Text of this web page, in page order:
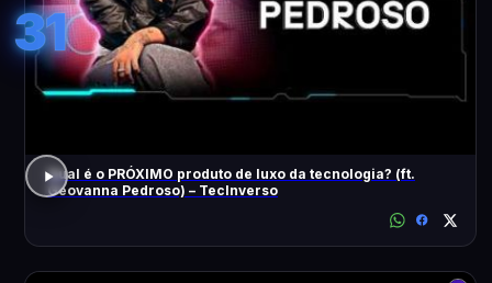
31
Qual é o PRÓXIMO produto de luxo da tecnologia? (ft.
Geovanna Pedroso) – TecInverso